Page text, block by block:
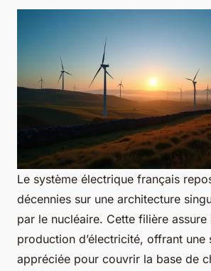
Le système électrique français
décennies sur une architecture
par le nucléaire. Cette filière
production d’électricité, offrant une
appréciée pour couvrir la base de